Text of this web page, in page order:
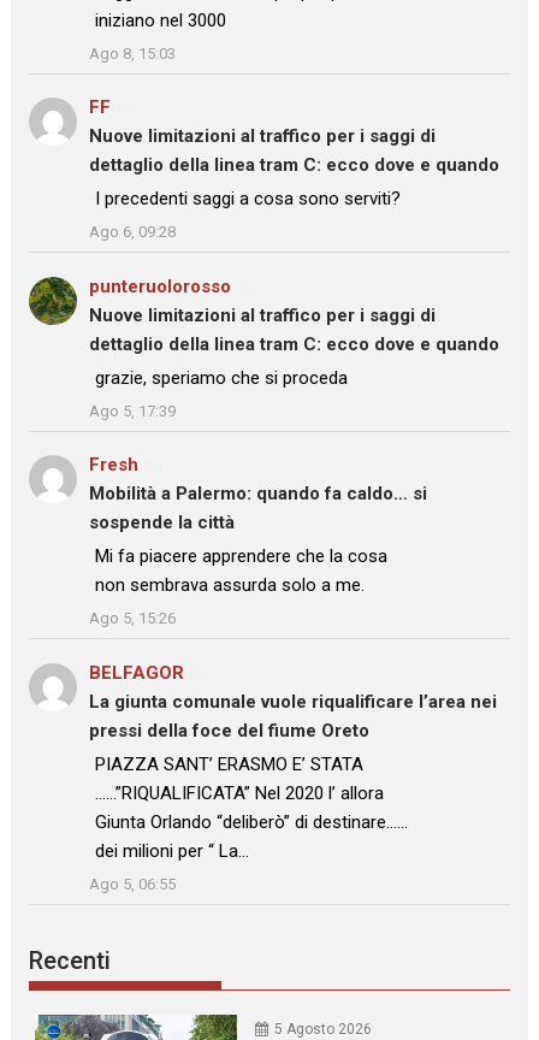
iniziano nel 3000
”
Ago 8, 15:03
FF
Nuove limitazioni al traffico per i saggi di
dettaglio della linea tram C: ecco dove e quando
: “ I precedenti saggi a cosa sono serviti?
Ago 6, 09:28
punteruolorosso
Nuove limitazioni al traffico per i saggi di
dettaglio della linea tram C: ecco dove e quando
: “
grazie, speriamo che si proceda
”
Ago 5, 17:39
Fresh
Mobilità a Palermo: quando fa caldo… si
sospende la città
: “Mi fa piacere apprendere che la cosa
non sembrava assurda solo a me.
”
Ago 5, 15:26
BELFAGOR
La giunta comunale vuole riqualificare l’area nei
pressi della foce del fiume Oreto
: “
PIAZZA SANT’ ERASMO E’ STATA
……”RIQUALIFICATA” Nel 2020 l’ allora
Giunta Orlando “deliberò” di destinare……
dei milioni per “ La…
”
Ago 5, 06:55
Recenti
5 Agosto 2026